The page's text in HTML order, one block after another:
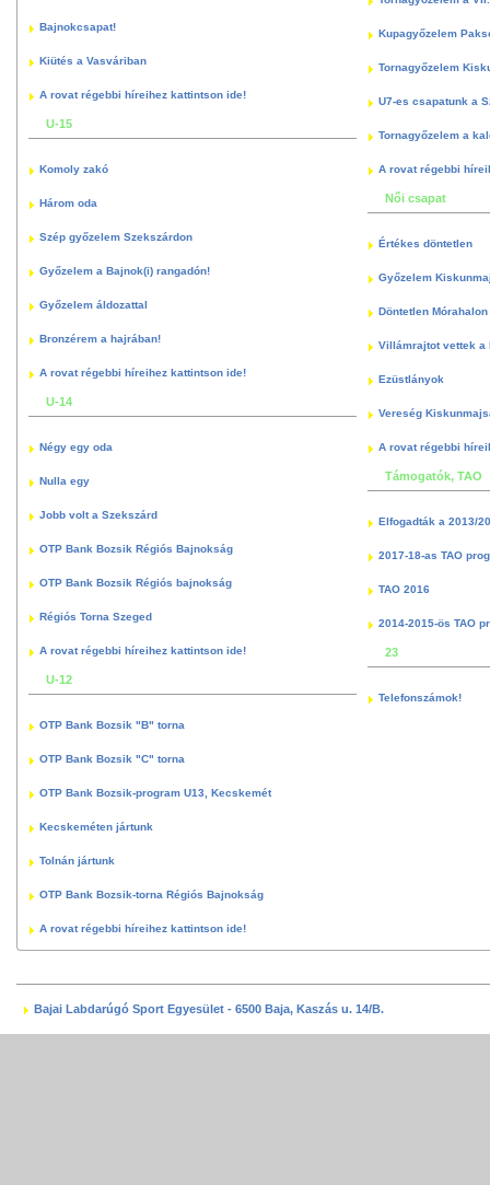
Bajnokcsapat!
Kiütés a Vasváriban
A rovat régebbi híreihez kattintson ide!
U-15
Komoly zakó
Három oda
Szép győzelem Szekszárdon
Győzelem a Bajnok(i) rangadón!
Győzelem áldozattal
Bronzérem a hajrában!
A rovat régebbi híreihez kattintson ide!
U-14
Négy egy oda
Nulla egy
Jobb volt a Szekszárd
OTP Bank Bozsik Régiós Bajnokság
OTP Bank Bozsik Régiós bajnokság
Régiós Torna Szeged
A rovat régebbi híreihez kattintson ide!
U-12
OTP Bank Bozsik "B" torna
OTP Bank Bozsik "C" torna
OTP Bank Bozsik-program U13, Kecskemét
Kecskeméten jártunk
Tolnán jártunk
OTP Bank Bozsik-torna Régiós Bajnokság
A rovat régebbi híreihez kattintson ide!
Kupagyőzelem
Tornagyőzelem
U7-es csapatunk a
Tornagyőzelem a
A rovat régebbi
Női csapat
Értékes döntetlen
Győzelem
Döntetlen
Villámrajtot vettek a
Ezüstlányok
Vereség
A rovat régebbi
Támogatók, TAO
Elfogadták a 2013/
2017-18-as TAO
TAO 2016
2014-2015-ös TAO
23
Telefonszámok!
Bajai Labdarúgó Sport Egyesület - 6500 Baja, Kaszás u. 14/B.